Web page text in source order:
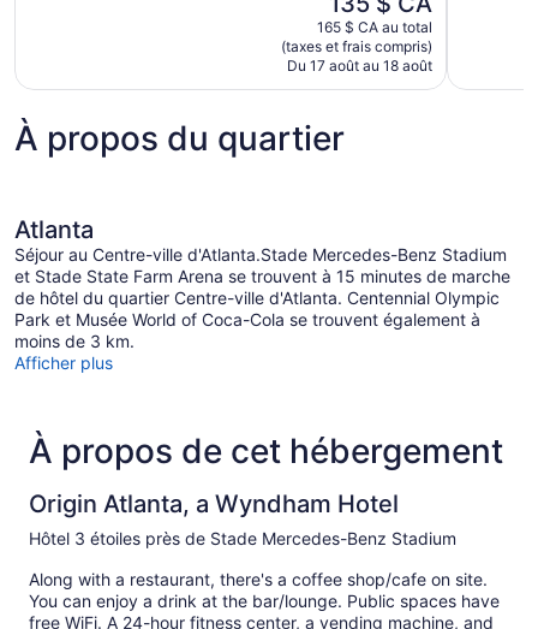
prix
est
de
135 $ CA
165 $ CA au total
(taxes et frais compris)
Du 17 août au 18 août
À propos du quartier
Atlanta
Séjour au Centre-ville d'Atlanta.Stade Mercedes-Benz Stadium
et Stade State Farm Arena se trouvent à 15 minutes de marche
de hôtel du quartier Centre-ville d'Atlanta. Centennial Olympic
Park et Musée World of Coca-Cola se trouvent également à
moins de 3 km.
Afficher plus
À propos de cet hébergement
Origin Atlanta, a Wyndham Hotel
Hôtel 3 étoiles près de Stade Mercedes-Benz Stadium
Along with a restaurant, there's a coffee shop/cafe on site.
You can enjoy a drink at the bar/lounge. Public spaces have
free WiFi. A 24-hour fitness center, a vending machine, and